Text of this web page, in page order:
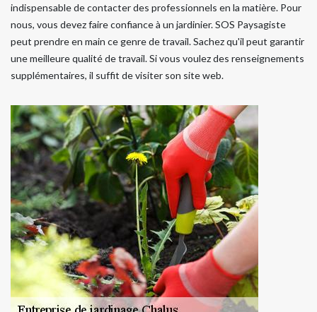
indispensable de contacter des professionnels en la matière. Pour
nous, vous devez faire confiance à un jardinier. SOS Paysagiste
peut prendre en main ce genre de travail. Sachez qu'il peut garantir
une meilleure qualité de travail. Si vous voulez des renseignements
supplémentaires, il suffit de visiter son site web.